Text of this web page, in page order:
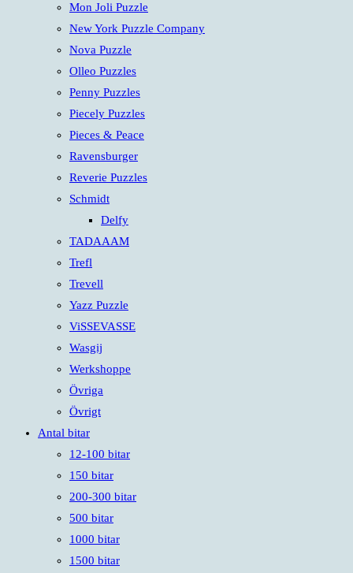
Mon Joli Puzzle
New York Puzzle Company
Nova Puzzle
Olleo Puzzles
Penny Puzzles
Piecely Puzzles
Pieces & Peace
Ravensburger
Reverie Puzzles
Schmidt
Delfy
TADAAAM
Trefl
Trevell
Yazz Puzzle
ViSSEVASSE
Wasgij
Werkshoppe
Övriga
Övrigt
Antal bitar
12-100 bitar
150 bitar
200-300 bitar
500 bitar
1000 bitar
1500 bitar